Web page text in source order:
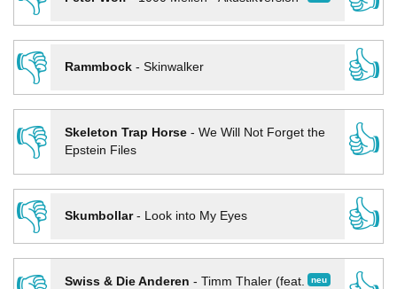
👎
Rammbock- Skinwalker
👍
👎
Skeleton Trap Horse- We Will Not Forget the
Epstein Files
👍
👎
Skumbollar- Look into My Eyes
👍
neu
Swiss & Die Anderen - Timm Thaler (feat.